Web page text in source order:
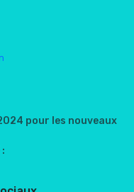
pour les nouveaux